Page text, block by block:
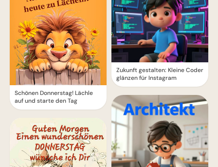
Schönen Donnerstag! Lächle
auf und starte den Tag
Zukunft gestalten: Kleine Coder
glänzen für Instagram